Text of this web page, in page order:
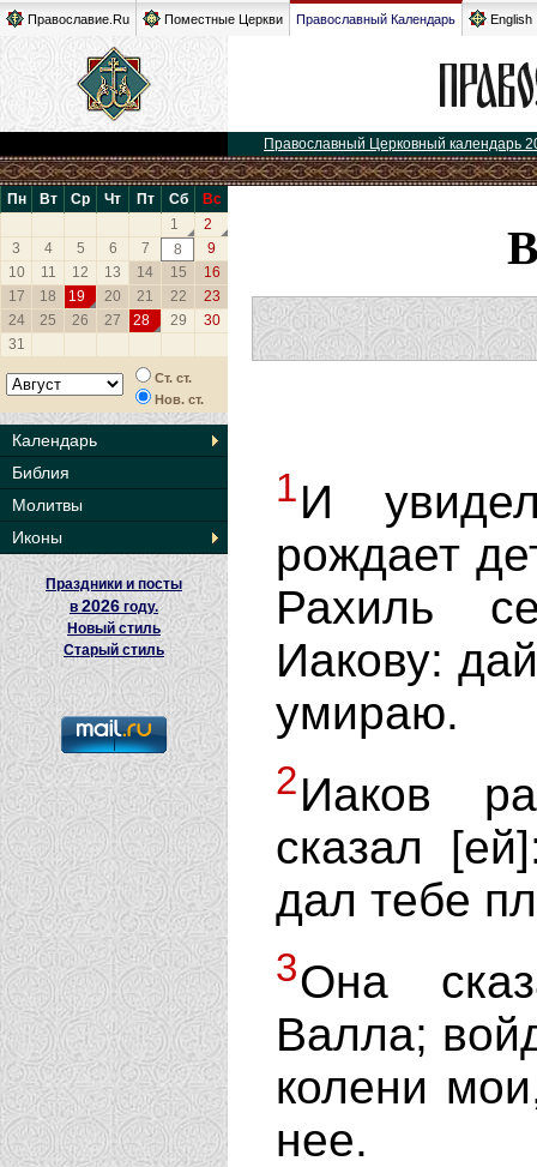
Православие.Ru Поместные Церкви Православный Календарь English
Православный Церковный календарь
Пн Вт Ср Чт Пт Сб
Вс
1
2
3
4 5 6 7 8
9
10
11 12 13 14 15
16
17
18 19 20 21 22
23
24
25 26 27 28 29
30
31
Ст. ст.
Нов. ст.
Календарь
Библия
Молитвы
Иконы
Праздники и посты
в2026 году.
Новый стиль
Старый стиль
1И
рождает
Рахиль
Иакову:
умираю.
2Иаков
сказал
дал тебе
3Она
Валла;
колени
нее.